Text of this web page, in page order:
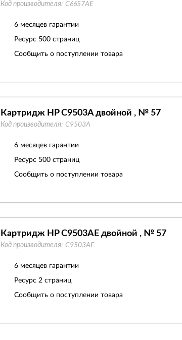
Код производителя: C6657AE
6 месяцев гарантии
Ресурс 500 страниц
Сообщить о поступлении товара
Картридж HP C9503A двойной , № 57
Код производителя: C9503A
6 месяцев гарантии
Ресурс 500 страниц
Сообщить о поступлении товара
Картридж HP C9503AE двойной , № 57
Код производителя: C9503AE
6 месяцев гарантии
Ресурс 2 страниц
Сообщить о поступлении товара